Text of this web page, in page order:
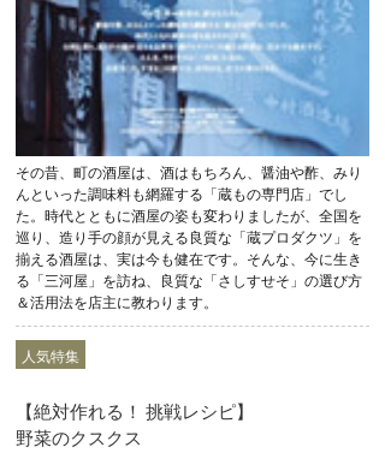
その昔、町の酒屋は、酒はもちろん、醤油や酢、みり
んといった調味料も網羅する「蔵もの専門店」でし
た。時代とともに酒屋の姿も変わりましたが、全国を
巡り、造り手の顔が見える良質な「蔵プロダクツ」を
揃える酒屋は、実は今も健在です。そんな、今に生き
る「三河屋」を訪ね、良質な「さしすせそ」の選び方
＆活用法を店主に教わります。
人気特集
【絶対作れる！ 挑戦レシピ】
野菜のクスクス